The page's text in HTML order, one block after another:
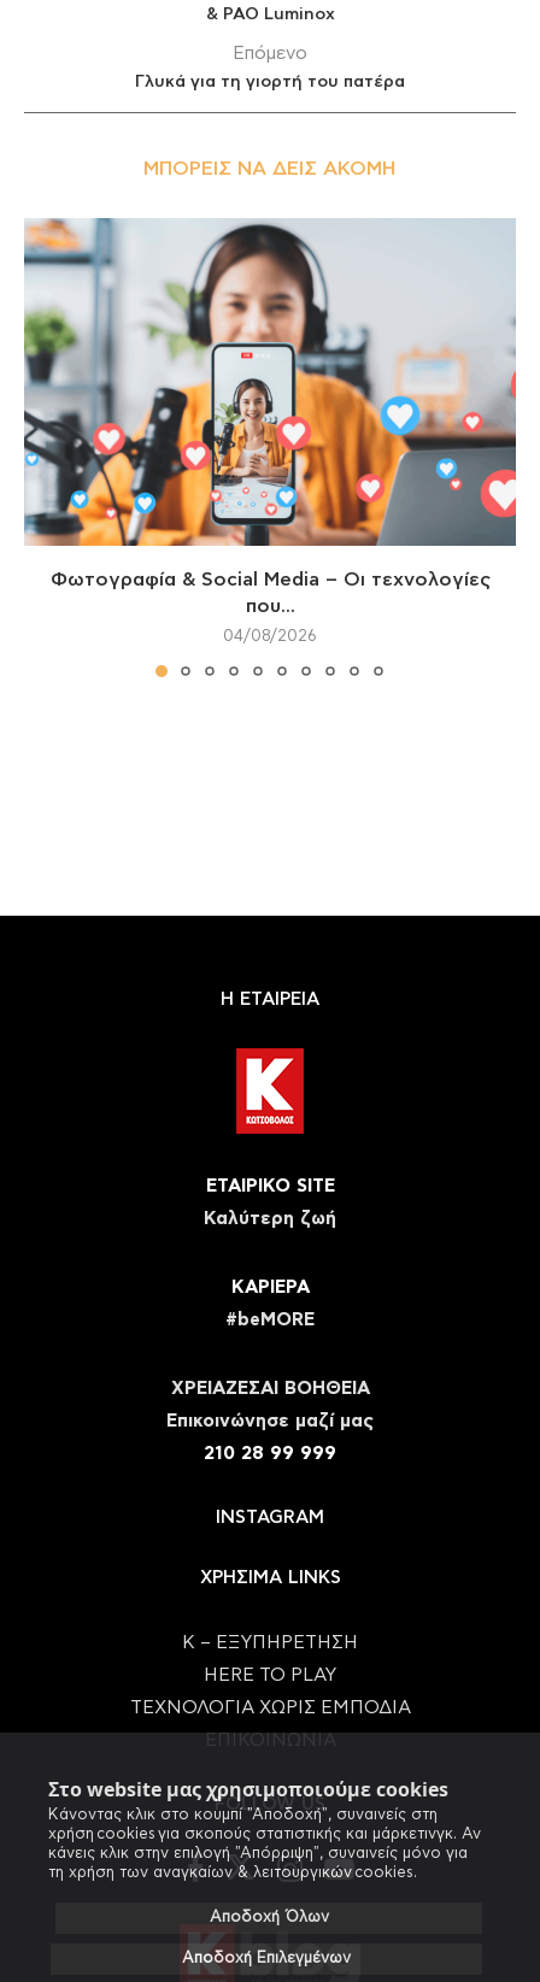
Στο website μας χρησιμοποιούμε cookies
Κάνοντας κλικ στο κουμπί "Αποδοχή", συναινείς στη
χρήση cookies για σκοπούς στατιστικής και μάρκετινγκ. Αν
κάνεις κλικ στην επιλογή "Απόρριψη", συναινείς μόνο για
τη χρήση των αναγκαίων & λειτουργικών cookies.
Αποδοχή Όλων
Αποδοχή Επιλεγμένων
& PAO Luminox
Επόμενο
Γλυκά για τη γιορτή του πατέρα
ΜΠΟΡΕΊΣ ΝΑ ΔΕΙΣ ΑΚΌΜΗ
Φωτογραφία & Social Media – Οι τεχνολογίες
που...
04/08/2026
Η ΕΤΑΙΡΕΙΑ
ΕΤΑΙΡΙΚΟ SITE
Καλύτερη ζωή
ΚΑΡΙΕΡΑ
#beMORE
ΧΡΕΙΑΖΕΣΑΙ ΒΟΗΘΕΙΑ
Eπικοινώνησε μαζί μας
210 28 99 999
INSTAGRAM
ΧΡΗΣΙΜΑ LINKS
Κ – ΕΞΥΠΗΡΕΤΗΣΗ
HERE TO PLAY
ΤΕΧΝΟΛΟΓΙΑ ΧΩΡΙΣ ΕΜΠΟΔΙΑ
FOLLOW US